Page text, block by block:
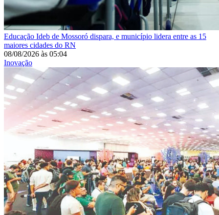
Educação Ideb de Mossoró dispara, e município lidera entre as 15
maiores cidades do RN
08/08/2026 às 05:04
Inovação